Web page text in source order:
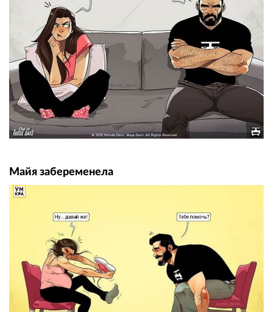
Майя забеременела